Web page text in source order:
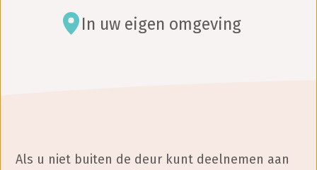
In uw eigen omgeving
Als u niet buiten de deur kunt deelnemen aan